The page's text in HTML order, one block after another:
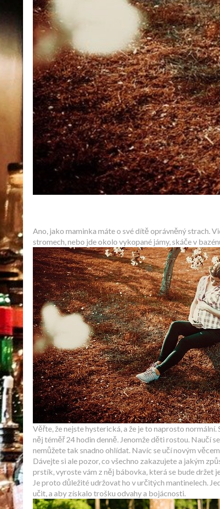
Ano, jako maminka máte o své dítě oprávněný strach.
stromech, nebo jde okolo vykopané jámy, skáče v
Věřte, že nejste hysterická, a že je to naprosto
něj téměř 24 hodin denně. Jenomže děti rostou. Naučí
nemůžete tak snadno ohlídat. Navíc se učí novým
Dávejte si ale pozor, co všechno zakazujete a jakým
prstík, vyroste vám z něj bábovka, která se bude držet
Je proto důležité udržovat ho v určitých mantinelech.
učit, a aby získalo trošku odvahy a bojácnosti.